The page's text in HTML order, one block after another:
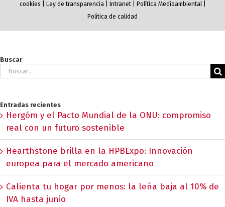
cookies
Ley de transparencia| Intranet| Política Medioambiental|
Política de calidad
Buscar
Buscar:
Entradas recientes
Hergóm y el Pacto Mundial de la ONU: compromiso
real con un futuro sostenible
Hearthstone brilla en la HPBExpo: Innovación
europea para el mercado americano
Calienta tu hogar por menos: la leña baja al 10% de
IVA hasta junio